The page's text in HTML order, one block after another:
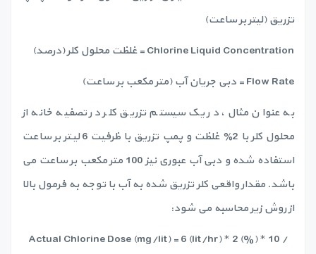
تزریق (لیتر بر ساعت)
Chlorine Liquid Concentration = غلظت محلول کلر (درصد)
Flow Rate = دبی جریان آب (متر مکعب بر ساعت)
به عنوان مثال، در یک سیستم تزریق کلر در تصفیه خانه از
محلول کلر با 2٪ غلظت و پمپ تزریق با ظرفیت 6 لیتر بر ساعت
استفاده شده و دبی آب عبوری نیز 100 متر مکعب بر ساعت می
باشد. مقدار واقعی کلر تزریق شده به آب با توجه به فرمول بالا
از روش زیر محاسبه می شود:
Actual Chlorine Dose (mg/lit) = 6 (lit/hr) * 2 (%) * 10 /